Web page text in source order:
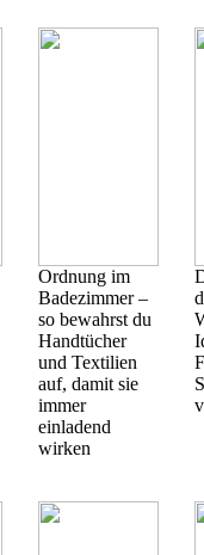
Ordnung im
Badezimmer –
so bewahrst du
Handtücher
und Textilien
auf, damit sie
immer
einladend
wirken